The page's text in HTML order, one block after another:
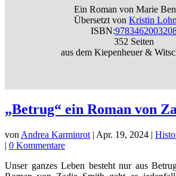
Ein Roman von Marie
Übersetzt von Kristin
ISBN:
352 Seiten
aus dem Kiepenheuer &
„Betrug“ ein Roman von
von Andrea Karminrot | Apr. 19, 2024 |
| 0 Kommentare
Unser ganzes Leben besteht nur aus